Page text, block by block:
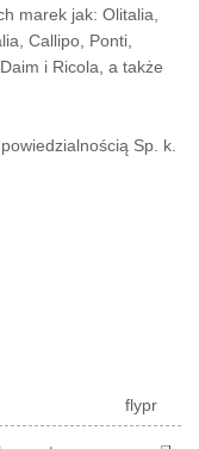
marek jak: Olitalia,
Callipo, Ponti,
i Ricola, a także
Sp. k.
flypr